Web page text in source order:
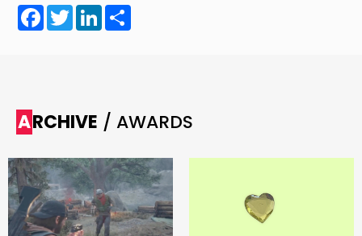
Facebook
TwitterLinkedIn
ARCHIVE / AWARDS